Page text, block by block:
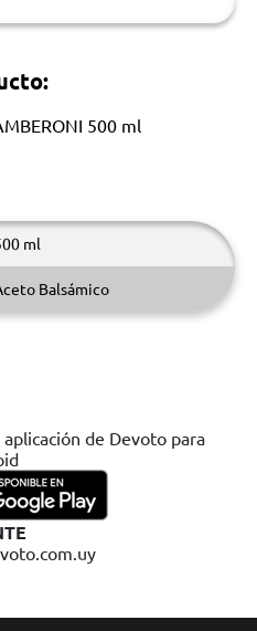
500 ml
ml
Balsámico
aplicación de Devoto para